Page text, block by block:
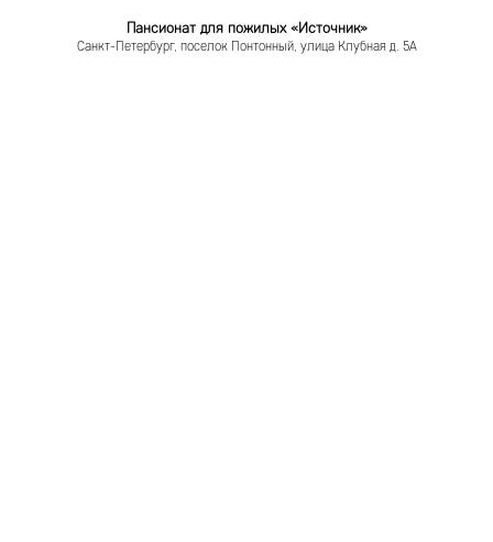
Пансионат для пожилых «Источник»
Санкт-Петербург, поселок Понтонный, улица Клубная д. 5А